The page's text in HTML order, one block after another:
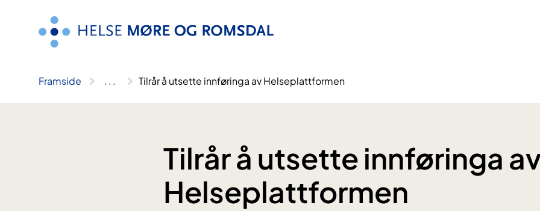
Framside .. . Tilrår å utsette innføringa av Helseplattformen
Tilrår å utsette innføringa
Helseplattformen